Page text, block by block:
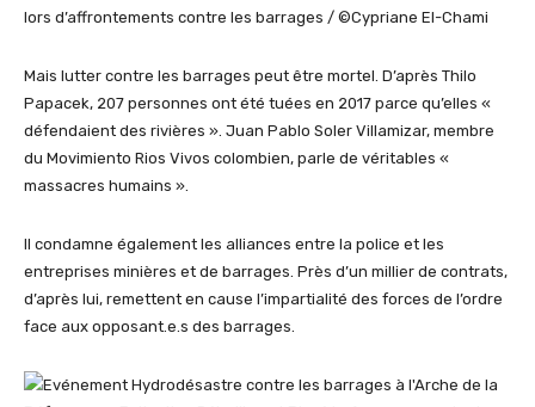
lors d’affrontements contre les barrages / ©Cypriane El-Chami
Mais lutter contre les barrages peut être mortel. D’après Thilo
Papacek, 207 personnes ont été tuées en 2017 parce qu’elles «
défendaient des rivières ». Juan Pablo Soler Villamizar, membre
du Movimiento Rios Vivos colombien, parle de véritables «
massacres humains ».
Il condamne également les alliances entre la police et les
entreprises minières et de barrages. Près d’un millier de contrats,
d’après lui, remettent en cause l’impartialité des forces de l’ordre
face aux opposant.e.s des barrages.